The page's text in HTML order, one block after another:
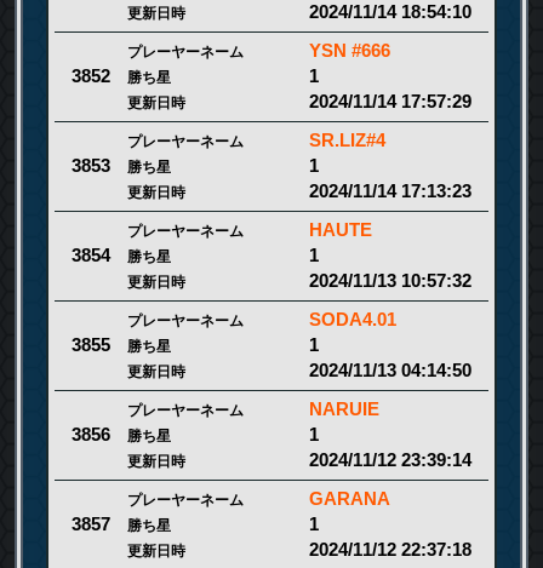
更新日時 2024/11/14 18:54:10
3852
プレーヤーネーム YSN #666
勝ち星 1
更新日時 2024/11/14 17:57:29
3853
プレーヤーネーム SR.LIZ#4
勝ち星 1
更新日時 2024/11/14 17:13:23
3854
プレーヤーネーム HAUTE
勝ち星 1
更新日時 2024/11/13 10:57:32
3855
プレーヤーネーム SODA4.01
勝ち星 1
更新日時 2024/11/13 04:14:50
3856
プレーヤーネーム NARUIE
勝ち星 1
更新日時 2024/11/12 23:39:14
3857
プレーヤーネーム GARANA
勝ち星 1
更新日時 2024/11/12 22:37:18